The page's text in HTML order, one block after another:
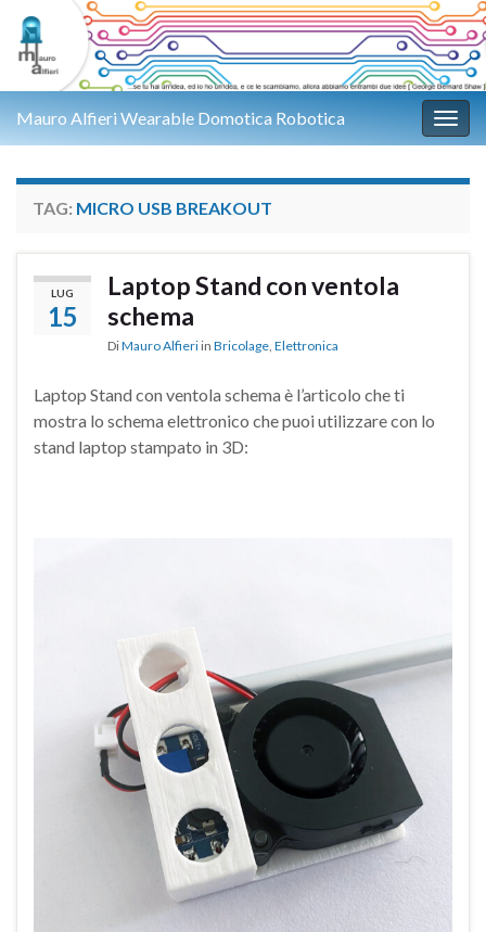
Mauro Alfieri Wearable Domotica Robotica
TAG: MICRO USB BREAKOUT
LUG
15
Laptop Stand con ventola
schema
DiMauro Alfieri in Bricolage, Elettronica
Laptop Stand con ventola schema è l’articolo che ti
mostra lo schema elettronico che puoi utilizzare con lo
stand laptop stampato in 3D: